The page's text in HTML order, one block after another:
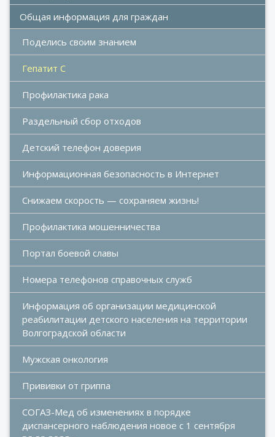
Общая информация для граждан
Поделись своим знанием
Гепатит С
Профилактика рака
Раздельный сбор отходов
Детский телефон доверия
Информационная безопасность в Интернет
Снижаем скорость — сохраняем жизнь!
Профилактика мошенничества
Портал боевой славы
Номера телефонов справочных служб
Информация об организации медицинской
реабилитации детского населения на территории
Волгоградской области
Мужская онкология
Прививки от гриппа
СОГАЗ-Мед об изменениях в порядке
диспансерного наблюдения новое с 1 сентября